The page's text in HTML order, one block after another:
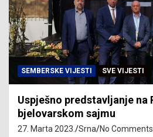
SEMBERSKE VIJESTI SVE VIJESTI
Uspješno predstavljanje na
bjelovarskom sajmu
27. Marta 2023. Srna No Comments